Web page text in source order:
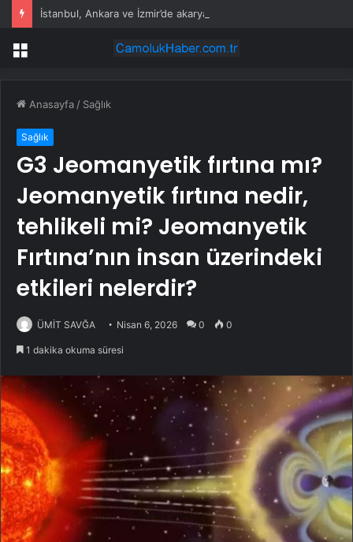
Menü
Anasayfa / Sağlık
Sağlık
G3 Jeomanyetik fırtına mı?
Jeomanyetik fırtına nedir,
tehlikeli mi? Jeomanyetik
Fırtına’nın insan üzerindeki
etkileri nelerdir?
ÜMİT SAVĞA Nisan 6, 2026 0 0
1 dakika okuma süresi